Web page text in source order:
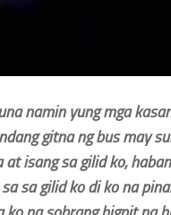
namin yung mga
gitna ng bus may
isang sa gilid ko,
sa gilid ko di ko na